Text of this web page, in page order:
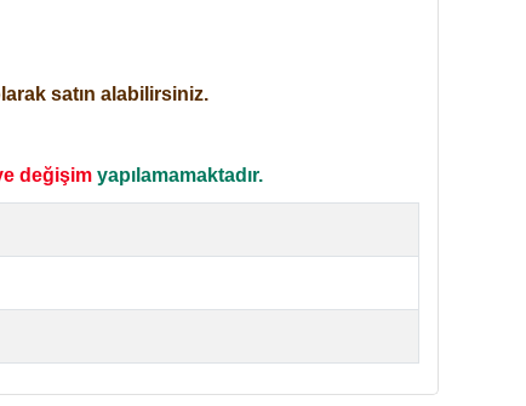
satın alabilirsiniz.
değişim yapılamamaktadır.